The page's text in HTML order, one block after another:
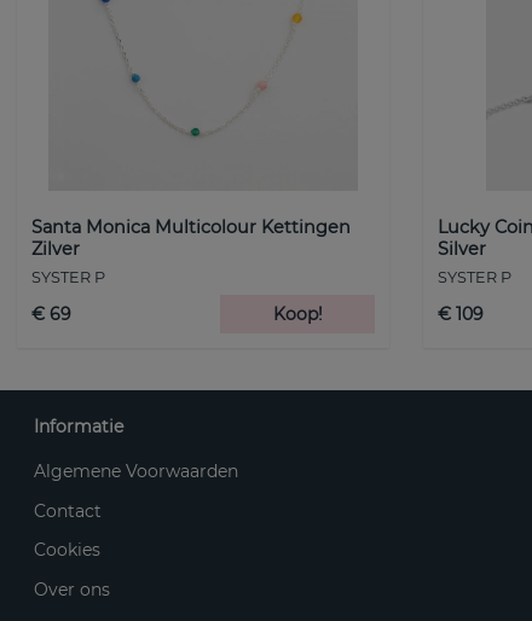
Santa Monica Multicolour Kettingen
Zilver
SYSTER P
€ 69 Koop!
Lucky
Silver
SYSTER P
€ 109
Informatie
Algemene Voorwaarden
Contact
Cookies
Over ons